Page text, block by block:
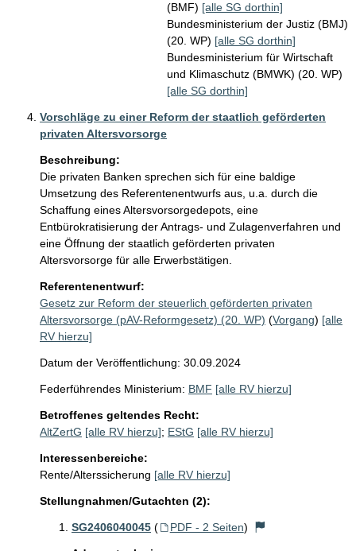
(BMF) [alle SG dorthin]
Bundesministerium der Justiz (BMJ)
(20. WP) [alle SG dorthin]
Bundesministerium für Wirtschaft
und Klimaschutz (BMWK) (20. WP)
[alle SG dorthin]
Vorschläge zu einer Reform der staatlich geförderten
privaten Altersvorsorge
Beschreibung:
Die privaten Banken sprechen sich für eine baldige
Umsetzung des Referentenentwurfs aus, u.a. durch die
Schaffung eines Altersvorsorgedepots, eine
Entbürokratisierung der Antrags- und Zulagenverfahren und
eine Öffnung der staatlich geförderten privaten
Altersvorsorge für alle Erwerbstätigen.
Referentenentwurf:
Gesetz zur Reform der steuerlich geförderten privaten
Altersvorsorge (pAV-Reformgesetz) (20. WP) (Vorgang) [alle
RV hierzu]
Datum der Veröffentlichung: 30.09.2024
Federführendes Ministerium: BMF [alle RV hierzu]
Betroffenes geltendes Recht:
AltZertG [alle RV hierzu]; EStG [alle RV hierzu]
Interessenbereiche:
Rente/Alterssicherung [alle RV hierzu]
Stellungnahmen/Gutachten (2):
SG2406040045 ( PDF - 2 Seiten)